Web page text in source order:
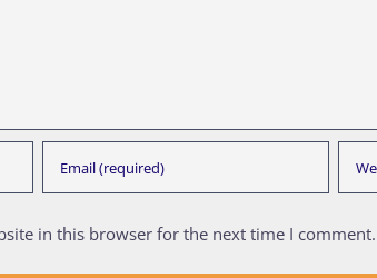
in this browser for the next time I comment.